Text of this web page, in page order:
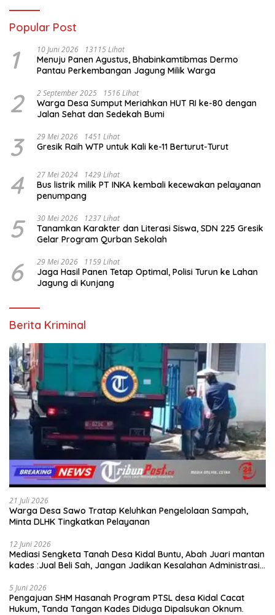
Membatalkan Hak Warga.
Popular Post
1 10 Juni 2026 13115 Lihat
Menuju Panen Agustus, Bhabinkamtibmas Dermo
Pantau Perkembangan Jagung Milik Warga
2 2 September 2025 1516 Lihat
Warga Desa Sumput Meriahkan HUT RI ke-80 dengan
Jalan Sehat dan Sedekah Bumi ‎
3 29 Mei 2026 1451 Lihat
Gresik Raih WTP untuk Kali ke-11 Berturut-Turut
4 27 Mei 2024 1429 Lihat
Bus listrik milik PT INKA kembali kecewakan pelayanan
penumpang
5 30 Mei 2026 1237 Lihat
Tanamkan Karakter dan Literasi Siswa, SDN 225 Gresik
Gelar Program Qurban Sekolah
6 29 Mei 2026 1159 Lihat
Jaga Hasil Panen Tetap Optimal, Polisi Turun ke Lahan
Jagung di Kunjang
Berita Kriminal
21 Juli 2026
Warga Desa Sawo Tratap Keluhkan Pengelolaan Sampah,
Minta DLHK Tingkatkan Pelayanan
12 Juni 2026
Mediasi Sengketa Tanah Desa Kidal Buntu, Abah Juari mantan
kades :Jual Beli Sah, Jangan Jadikan Kesalahan Administrasi
5 Juni 2026
Pengajuan SHM Hasanah Program PTSL desa Kidal Cacat
Hukum, Tanda Tangan Kades Diduga Dipalsukan Oknum.